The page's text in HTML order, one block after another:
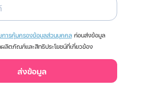
การคุ้มครองข้อมูลส่วนบุคคล ก่อนส่งข้อมูล
ลิตภัณฑ์และสิทธิประโยชน์ที่เกี่ยวข้อง
ส่งข้อมูล